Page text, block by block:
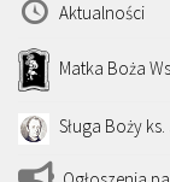
Aktualności
Matka Boża
Sługa Boży